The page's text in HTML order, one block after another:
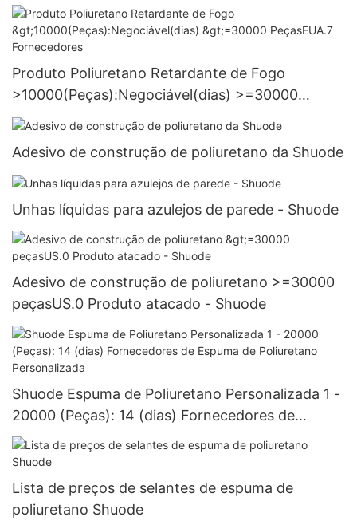
Produto Poliuretano Retardante de Fogo
>10000(Peças):Negociável(dias) >=30000
PeçasEUA.7 Fornecedores
Adesivo de construção de poliuretano da Shuode
Unhas líquidas para azulejos de parede - Shuode
Adesivo de construção de poliuretano >=30000
peçasUS.0 Produto atacado - Shuode
Shuode Espuma de Poliuretano Personalizada 1 -
20000 (Peças): 14 (dias) Fornecedores de
Espuma de Poliuretano Personalizada
Lista de preços de selantes de espuma de
poliuretano Shuode